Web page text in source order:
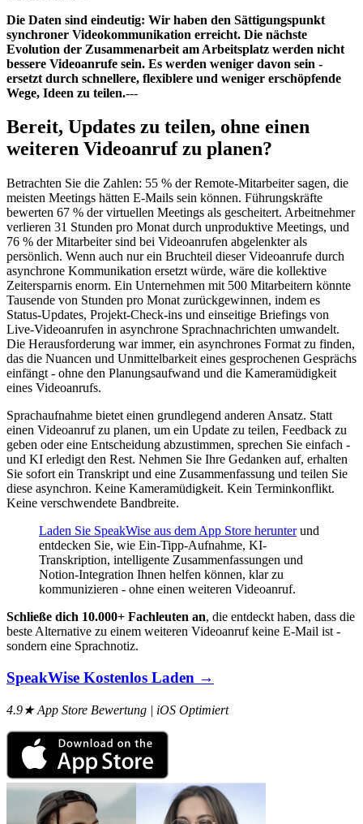
Die Daten sind eindeutig: Wir haben den Sättigungspunkt
synchroner Videokommunikation erreicht. Die nächste
Evolution der Zusammenarbeit am Arbeitsplatz werden nicht
bessere Videoanrufe sein. Es werden weniger davon sein -
ersetzt durch schnellere, flexiblere und weniger erschöpfende
Wege, Ideen zu teilen.---
Bereit, Updates zu teilen, ohne einen
weiteren Videoanruf zu planen?
Betrachten Sie die Zahlen: 55 % der Remote-Mitarbeiter sagen, die
meisten Meetings hätten E-Mails sein können. Führungskräfte
bewerten 67 % der virtuellen Meetings als gescheitert. Arbeitnehmer
verlieren 31 Stunden pro Monat durch unproduktive Meetings, und
76 % der Mitarbeiter sind bei Videoanrufen abgelenkter als
persönlich. Wenn auch nur ein Bruchteil dieser Videoanrufe durch
asynchrone Kommunikation ersetzt würde, wäre die kollektive
Zeitersparnis enorm. Ein Unternehmen mit 500 Mitarbeitern könnte
Tausende von Stunden pro Monat zurückgewinnen, indem es
Status-Updates, Projekt-Check-ins und einseitige Briefings von
Live-Videoanrufen in asynchrone Sprachnachrichten umwandelt.
Die Herausforderung war immer, ein asynchrones Format zu finden,
das die Nuancen und Unmittelbarkeit eines gesprochenen Gesprächs
einfängt - ohne den Planungsaufwand und die Kameramüdigkeit
eines Videoanrufs.
Sprachaufnahme bietet einen grundlegend anderen Ansatz. Statt
einen Videoanruf zu planen, um ein Update zu teilen, Feedback zu
geben oder eine Entscheidung abzustimmen, sprechen Sie einfach -
und KI erledigt den Rest. Nehmen Sie Ihre Gedanken auf, erhalten
Sie sofort ein Transkript und eine Zusammenfassung und teilen Sie
diese asynchron. Keine Kameramüdigkeit. Kein Terminkonflikt.
Keine verschwendete Bandbreite.
Laden Sie SpeakWise aus dem App Store herunterund
entdecken Sie, wie Ein-Tipp-Aufnahme, KI-
Transkription, intelligente Zusammenfassungen und
Notion-Integration Ihnen helfen können, klar zu
kommunizieren - ohne einen weiteren Videoanruf.
Schließe dich 10.000+ Fachleuten an, die entdeckt haben, dass die
beste Alternative zu einem weiteren Videoanruf keine E-Mail ist -
sondern eine Sprachnotiz.
SpeakWise Kostenlos Laden →
4.9★ App Store Bewertung | iOS Optimiert